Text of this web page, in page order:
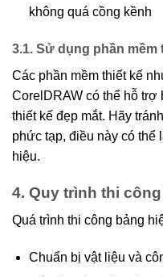
không quá cồng kềnh
3.1. Sử dụng phần mềm
Các phần mềm thiết kế
CorelDRAW có thể hỗ trợ
thiết kế đẹp mắt. Hãy
phức tạp, điều này có thể
hiệu.
4. Quy trình thi
Quá trình thi công bảng
Chuẩn bị vật liệu và